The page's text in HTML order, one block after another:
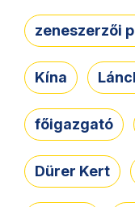
zeneszerzői
Kína
főigazgató
Dürer Kert